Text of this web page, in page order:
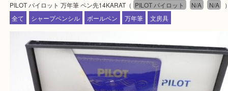
最後に当店では現在正社員を募集しておりますの
る方はお気軽にお問合せください！！